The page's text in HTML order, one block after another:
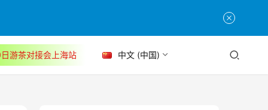
游茶对接会上海站 中文 (中国)